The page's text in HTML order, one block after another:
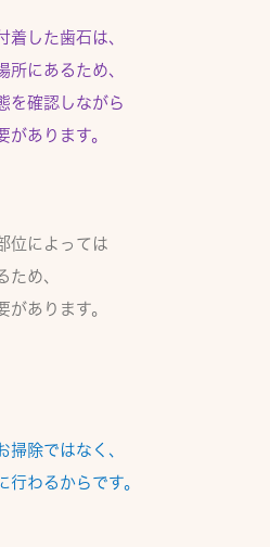
着した歯石は、
所にあるため、
を確認しながら
があります。
位によっては
ため、
があります。
掃除ではなく、
行わるから です。